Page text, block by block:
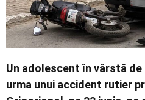
Un adolescent în vârstă de
urma unui accident rutier